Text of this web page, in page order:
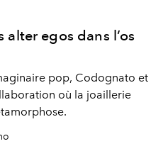
alter egos dans l’os
pop, Codognato et
où la joaillerie